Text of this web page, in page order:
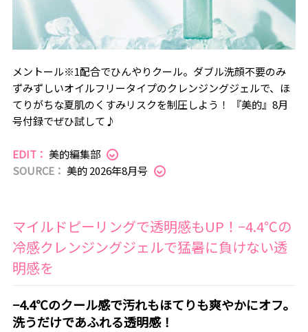
メントール※1配合でひんやりクール。ダブル洗顔不要のみ
ずみずしいオイルフリータイプのクレンジングジェルで、ほ
てりがちな夏肌のくすみリスクを制圧しよう！ 『美的』8月
号付録でぜひ試して♪
EDIT： 美的編集部
SOURCE： 美的 2026年8月号
マイルドピーリングで透明感もUP！−4.4℃の
冷感クレンジングジェルで猛暑に負けない透
明感を
−4.4℃のクール感で汚れもほてりも爽やかにオフ。
洗うだけであふれる透明感！